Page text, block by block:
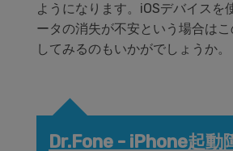
ようになります。iOSデバイスを
ータの消失が不安という場合は
してみるのもいかがでしょうか。
Dr.Fone - iPhone起動